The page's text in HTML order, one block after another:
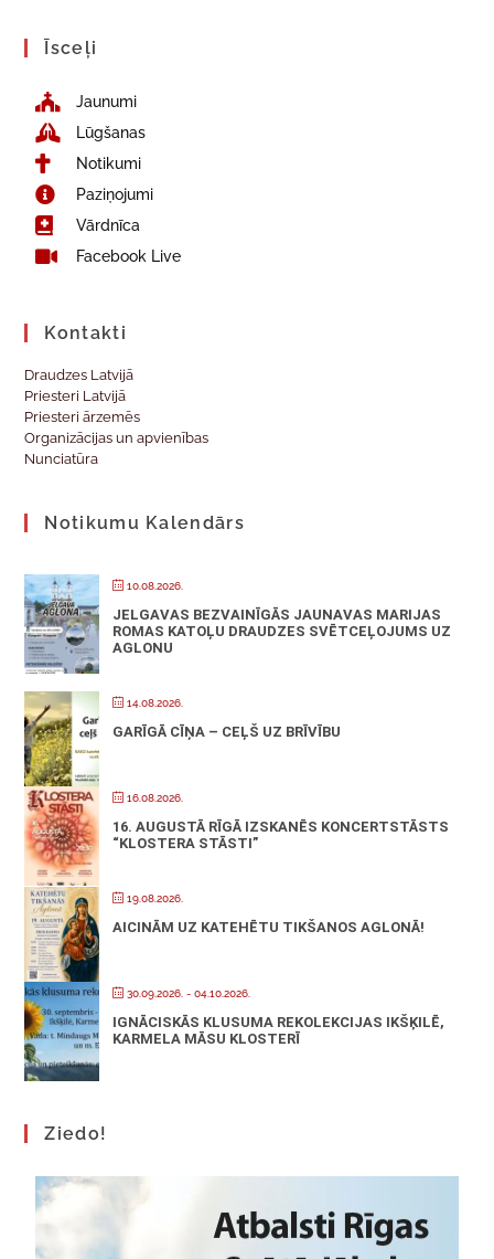
Īsceļi
Jaunumi
Lūgšanas
Notikumi
Paziņojumi
Vārdnīca
Facebook Live
Kontakti
Draudzes Latvijā
Priesteri Latvijā
Priesteri ārzemēs
Organizācijas un apvienības
Nunciatūra
Notikumu Kalendārs
10.08.2026.
JELGAVAS BEZVAINĪGĀS JAUNAVAS MARIJAS
ROMAS KATOĻU DRAUDZES SVĒTCEĻOJUMS UZ
AGLONU
14.08.2026.
GARĪGĀ CĪŅA – CEĻŠ UZ BRĪVĪBU
16.08.2026.
16. AUGUSTĀ RĪGĀ IZSKANĒS KONCERTSTĀSTS
“KLOSTERA STĀSTI”
19.08.2026.
AICINĀM UZ KATEHĒTU TIKŠANOS AGLONĀ!
30.09.2026. - 04.10.2026.
IGNĀCISKĀS KLUSUMA REKOLEKCIJAS IKŠĶILĒ,
KARMELA MĀSU KLOSTERĪ
Ziedo!